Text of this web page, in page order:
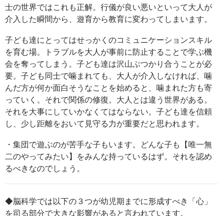
士の世界ではこれも正解。行儀が良い悪いといって大人が
介入した瞬間から、遊育から教育に変わってしまいます。
子ども達にとってはせっかくのコミュニケーションスキル
を育む場。トラブルを大人が事前に防止することで学ぶ機
会を奪ってしまう。子ども達は沢山ぶつかり合うことが必
要。子ども同士で噛まれても、大人が介入しなければ、噛
んだ方が何か面白そうなことを始めると、噛まれた方も寄
っていく。それで関係の修復。大人とは違う世界がある。
それを大事にしていかなくてはならない。子ども達を信頼
し、少し距離をおいて見守る力が重要だと思われます。
・集団で遊ぶのが苦手な子もいます。どんな子も【唯一無
二のやってみたい】をみんな持っているはず。それを認め
るべきなのでしょう。
◆脳科学では以下の３つが幼児期までに形成すべき「心」
を司る部分で大きな影響があると言われています。